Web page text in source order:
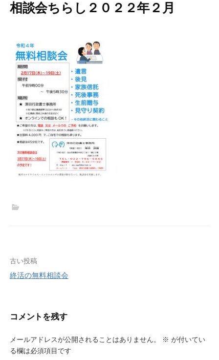
相談会ちらし２０２２年２月
投
稿
ビ
ゲ
ー
古い投稿
終活の無料相談会
コメントを残す
メールアドレスが公開されることはありません。 ※ が付いてい
る欄は必須項目です